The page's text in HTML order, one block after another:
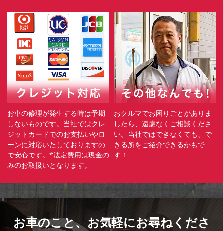
お車の修理が発生する時は予期
しないものです。当社ではクレ
ジットカードでのお支払いやロ
ーンに対応いたしておりますの
で安心です。*法定費用は現金の
みのお取扱いとなります。
おクルマでお困りごとがありま
したら、遠慮なくご相談くださ
い。当社ではできなくても、で
きる所をご紹介できるかもで
す！
お車のこと、 お気軽にお尋ねくださ